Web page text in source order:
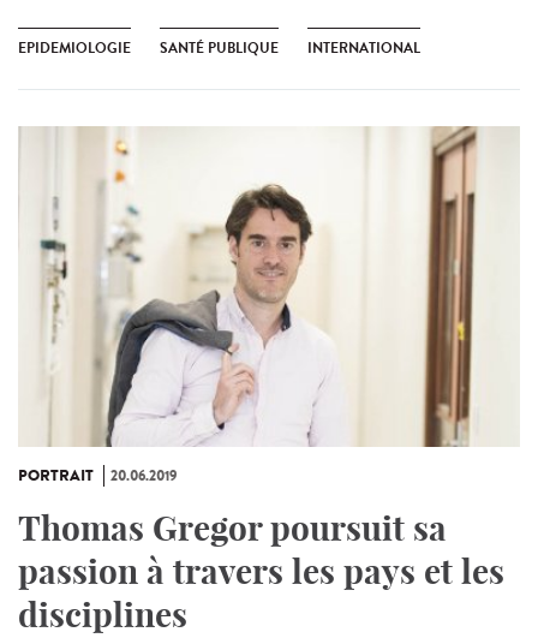
EPIDEMIOLOGIE SANTÉ PUBLIQUE INTERNATIONAL
PORTRAIT 20.06.2019
Thomas Gregor poursuit sa
passion à travers les pays et les
disciplines